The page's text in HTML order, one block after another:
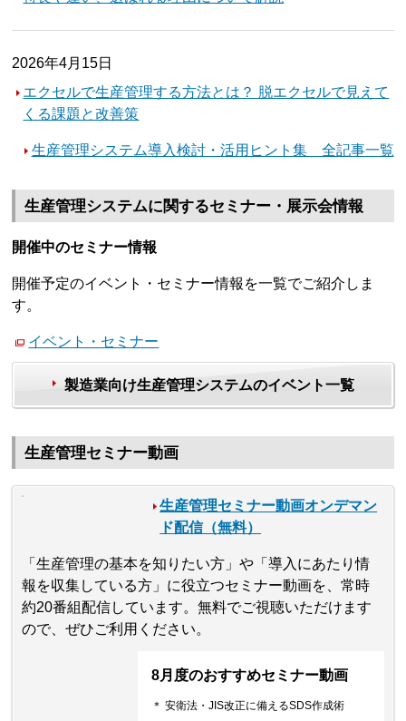
2026年4月15日
エクセルで生産管理する方法とは？ 脱エクセルで見えて
くる課題と改善策
生産管理システム導入検討・活用ヒント集 全記事一覧
生産管理システムに関するセミナー・展示会情報
開催中のセミナー情報
開催予定のイベント・セミナー情報を一覧でご紹介しま
す。
イベント・セミナー
製造業向け生産管理システムのイベント一覧
生産管理セミナー動画
生産管理セミナー動画オンデマン
ド配信（無料）
「生産管理の基本を知りたい方」や「導入にあたり情
報を収集している方」に役立つセミナー動画を、常時
約20番組配信しています。無料でご視聴いただけます
ので、ぜひご利用ください。
8月度のおすすめセミナー動画
＊ 安衛法・JIS改正に備えるSDS作成術